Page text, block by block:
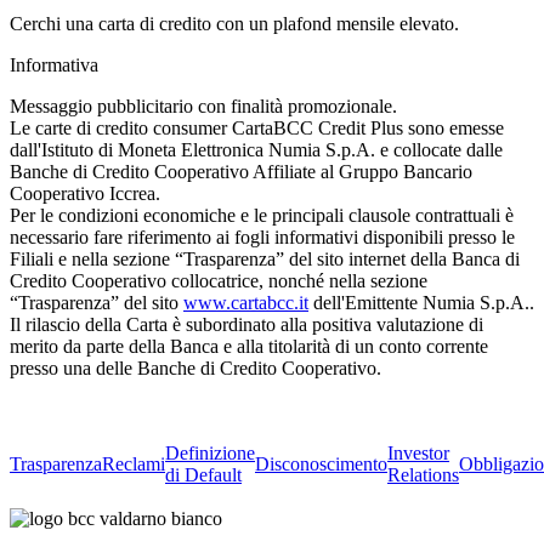
Cerchi una carta di credito con un plafond mensile elevato.
Informativa
Messaggio pubblicitario con finalità promozionale.
Le carte di credito consumer CartaBCC Credit Plus sono emesse
dall'Istituto di Moneta Elettronica Numia S.p.A. e collocate dalle
Banche di Credito Cooperativo Affiliate al Gruppo Bancario
Cooperativo Iccrea.
Per le condizioni economiche e le principali clausole contrattuali è
necessario fare riferimento ai fogli informativi disponibili presso le
Filiali e nella sezione “Trasparenza” del sito internet della Banca di
Credito Cooperativo collocatrice, nonché nella sezione
“Trasparenza” del sito www.cartabcc.it dell'Emittente Numia S.p.A..
Il rilascio della Carta è subordinato alla positiva valutazione di
merito da parte della Banca e alla titolarità di un conto corrente
presso una delle Banche di Credito Cooperativo.
TrasparenzaReclami
Definizione
di Default
Disconoscimento
Investor
Relations